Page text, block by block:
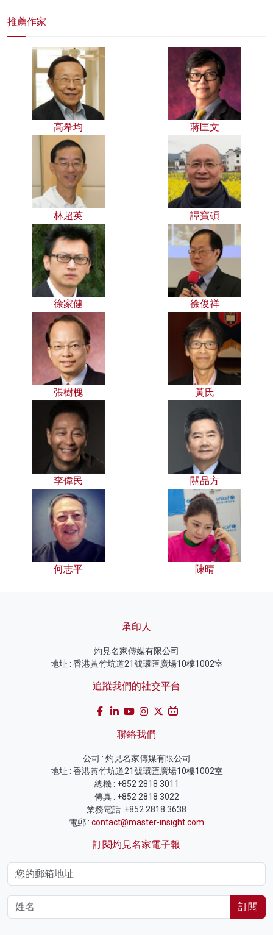
推薦作家
高希均 蔣匡文
林超英 譚寶碩
徐家健 徐俊祥
張樹槐 黃氏
李偉民 關品方
何志平 陳晴
承印人
灼見名家傳媒有限公司
地址 : 香港黃竹坑道21號環匯廣場10樓1002室
追蹤我們的社交平台
聯絡我們
公司 : 灼見名家傳媒有限公司
地址 : 香港黃竹坑道21號環匯廣場10樓1002室
總機 : +852 2818 3011
傳真 : +852 2818 3022
業務電話 :+852 2818 3638
電郵 : contact@master-insight.com
訂閱灼見名家電子報
訂閱